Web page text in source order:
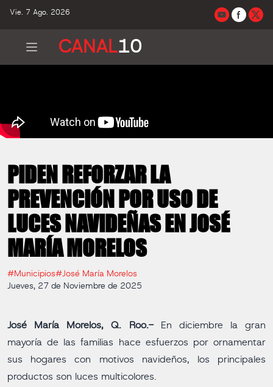
Vie. 7 Ago. 2026
CANAL10
PIDEN REFORZAR LA
PREVENCIÓN POR USO DE
LUCES NAVIDEÑAS EN JOSÉ
MARÍA MORELOS
#Municipios#José María Morelos
Jueves, 27 de Noviembre de 2025
José María Morelos, Q. Roo.-
En diciembre la gran
mayoría de las familias hace esfuerzos por ornamentar
sus hogares con motivos navideños, los principales
productos son luces multicolores.